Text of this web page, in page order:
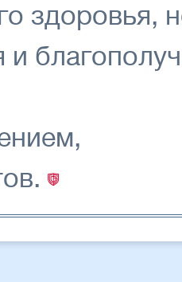
здоровья,
и